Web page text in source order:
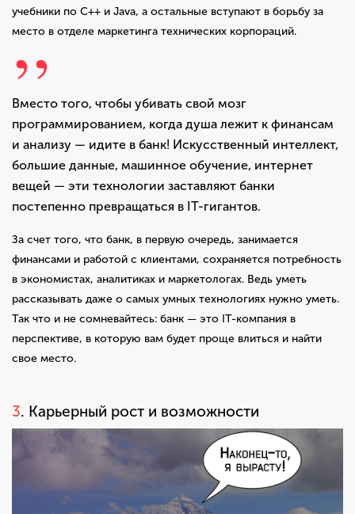
учебники по C++ и Java, а остальные вступают в борьбу за
место в отделе маркетинга технических корпораций.
Вместо того, чтобы убивать свой мозг
программированием, когда душа лежит к финансам
и анализу — идите в банк! Искусственный интеллект,
большие данные, машинное обучение, интернет
вещей — эти технологии заставляют банки
постепенно превращаться в IT-гигантов.
За счет того, что банк, в первую очередь, занимается
финансами и работой с клиентами, сохраняется потребность
в экономистах, аналитиках и маркетологах. Ведь уметь
рассказывать даже о самых умных технологиях нужно уметь.
Так что и не сомневайтесь: банк — это IT-компания в
перспективе, в которую вам будет проще влиться и найти
свое место.
3. Карьерный рост и возможности